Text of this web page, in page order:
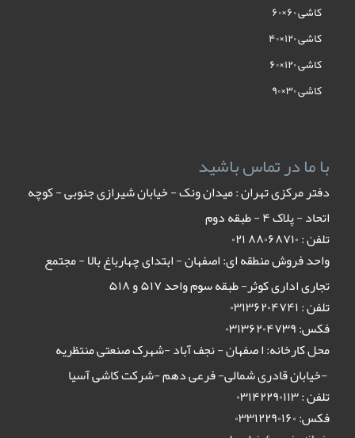
کاشی ۶۰×۶۰
کاشی ۱۲۰×۴۰
کاشی ۱۲۰×۶۰
کاشی ۳۰×۹۰
با ما در تماس باشید
دفتر مرکزی تهران : میدان ونک - خیابان شیرازی جنوبی - کوچه
اتحاد - پلاک ۴ - طبقه دوم
تلفن : ٨٨٠۶٨٧١٠ ٠٢١
واحد فروش منطقه ای: اصفهان - ابتدای چهارباغ بالا - مجتمع
تجاری اداری کوثر- طبقه سوم واحد ۵۱۷ و ۵۱۸
تلفن : ۰۳۱۳۶۲۰۴۷۴۱
فکس: ۰۳۱۳۶۲۰۴۷۳۹
محل کارخانه: ا صفهان - نجف آباد -شهرک صنعتی منتظریه
-خیابان قادری شمالی- فرعی دهم -شرکت کاشی آسیا
تلفن : ۰۳۱۴۲۲۹۰۱۱۳
فکس: ۰۳۳۱۲۲۹۰۱۶۰